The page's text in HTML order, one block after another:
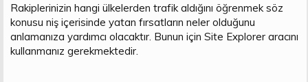
a
t
a
n
r
i
h
Rakiplerinizin hangi ülkelerden trafik aldığını öğrenmek söz
konusu niş içerisinde yatan fırsatların neler olduğunu
anlamanıza yardımcı olacaktır. Bunun için Site Explorer aracını
kullanmanız gerekmektedir.